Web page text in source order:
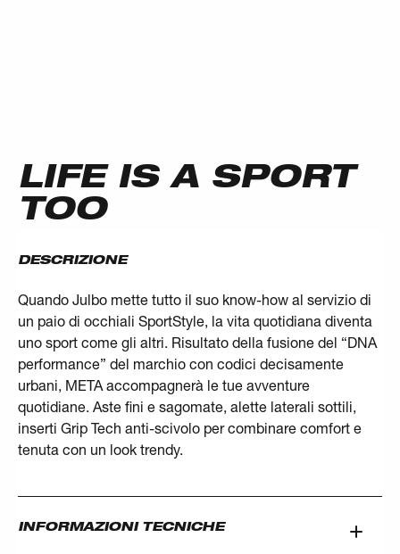
LIFE IS A SPORT
TOO
DESCRIZIONE
Quando Julbo mette tutto il suo know-how al servizio di
un paio di occhiali SportStyle, la vita quotidiana diventa
uno sport come gli altri. Risultato della fusione del “DNA
performance” del marchio con codici decisamente
urbani, META accompagnerà le tue avventure
quotidiane. Aste fini e sagomate, alette laterali sottili,
inserti Grip Tech anti-scivolo per combinare comfort e
tenuta con un look trendy.
INFORMAZIONI TECNICHE